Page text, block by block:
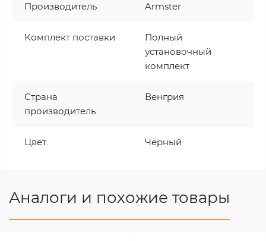
Производитель Armster
Комплект поставки
Полный
установочный
комплект
Страна
производитель
Венгрия
Цвет Чёрный
Аналоги и похожие товары